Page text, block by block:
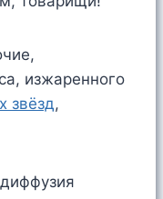
изжаренного
звёзд,